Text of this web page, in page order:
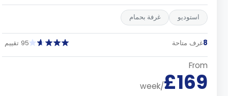
استوديو غرفة بحمام
غرف متاحة 95 تقييم
From
£169
/week